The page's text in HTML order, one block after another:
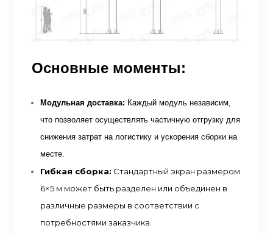
Основные моменты:
Модульная доставка: Каждый модуль независим,
что позволяет осуществлять частичную отгрузку для
снижения затрат на логистику и ускорения сборки на
месте.
Гибкая сборка: Стандартный экран размером
6×5 м может быть разделен или объединен в
различные размеры в соответствии с
потребностями заказчика.